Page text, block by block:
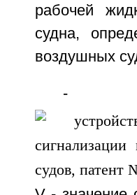
рабочей
судна,
воздушных